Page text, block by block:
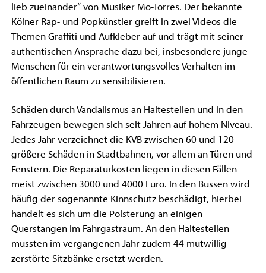
lieb zueinander“ von Musiker Mo-Torres. Der bekannte
Kölner Rap- und Popkünstler greift in zwei Videos die
Themen Graffiti und Aufkleber auf und trägt mit seiner
authentischen Ansprache dazu bei, insbesondere junge
Menschen für ein verantwortungsvolles Verhalten im
öffentlichen Raum zu sensibilisieren.
Schäden durch Vandalismus an Haltestellen und in den
Fahrzeugen bewegen sich seit Jahren auf hohem Niveau.
Jedes Jahr verzeichnet die KVB zwischen 60 und 120
größere Schäden in Stadtbahnen, vor allem an Türen und
Fenstern. Die Reparaturkosten liegen in diesen Fällen
meist zwischen 3000 und 4000 Euro. In den Bussen wird
häufig der sogenannte Kinnschutz beschädigt, hierbei
handelt es sich um die Polsterung an einigen
Querstangen im Fahrgastraum. An den Haltestellen
mussten im vergangenen Jahr zudem 44 mutwillig
zerstörte Sitzbänke ersetzt werden.